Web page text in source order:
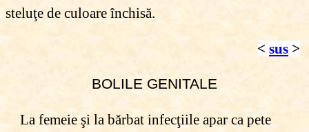
steluţe de culoare închisă.
< sus >
BOLILE GENITALE
La femeie şi la bărbat infecţiile apar ca pete